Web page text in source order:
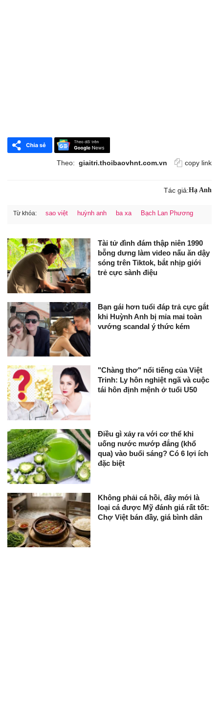
Theo: giaitri.thoibaovhnt.com.vn copy link
Tác giả:Hạ Anh
Từ khóa: sao việt huỳnh anh ba xa Bạch Lan Phương
Tài tử đình đám thập niên 1990
bỗng dưng làm video nấu ăn dậy
sóng trên Tiktok, bắt nhịp giới
trẻ cực sành điệu
Bạn gái hơn tuổi đáp trả cực gắt
khi Huỳnh Anh bị mỉa mai toàn
vướng scandal ý thức kém
"Chàng thơ" nổi tiếng của Việt
Trinh: Ly hôn nghiệt ngã và cuộc
tái hôn định mệnh ở tuổi U50
Điều gì xảy ra với cơ thể khi
uống nước mướp đắng (khổ
qua) vào buổi sáng? Có 6 lợi ích
đặc biệt
Không phải cá hồi, đây mới là
loại cá được Mỹ đánh giá rất tốt:
Chợ Việt bán đầy, giá bình dân